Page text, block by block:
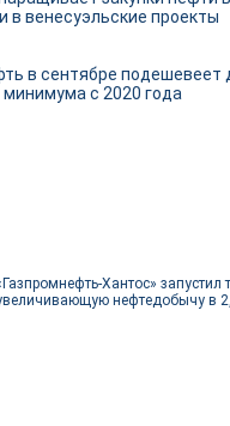
в венесуэльские проекты
в сентябре подешевеет
минимума с 2020 года
Хантос» запустил
нефтедобычу в